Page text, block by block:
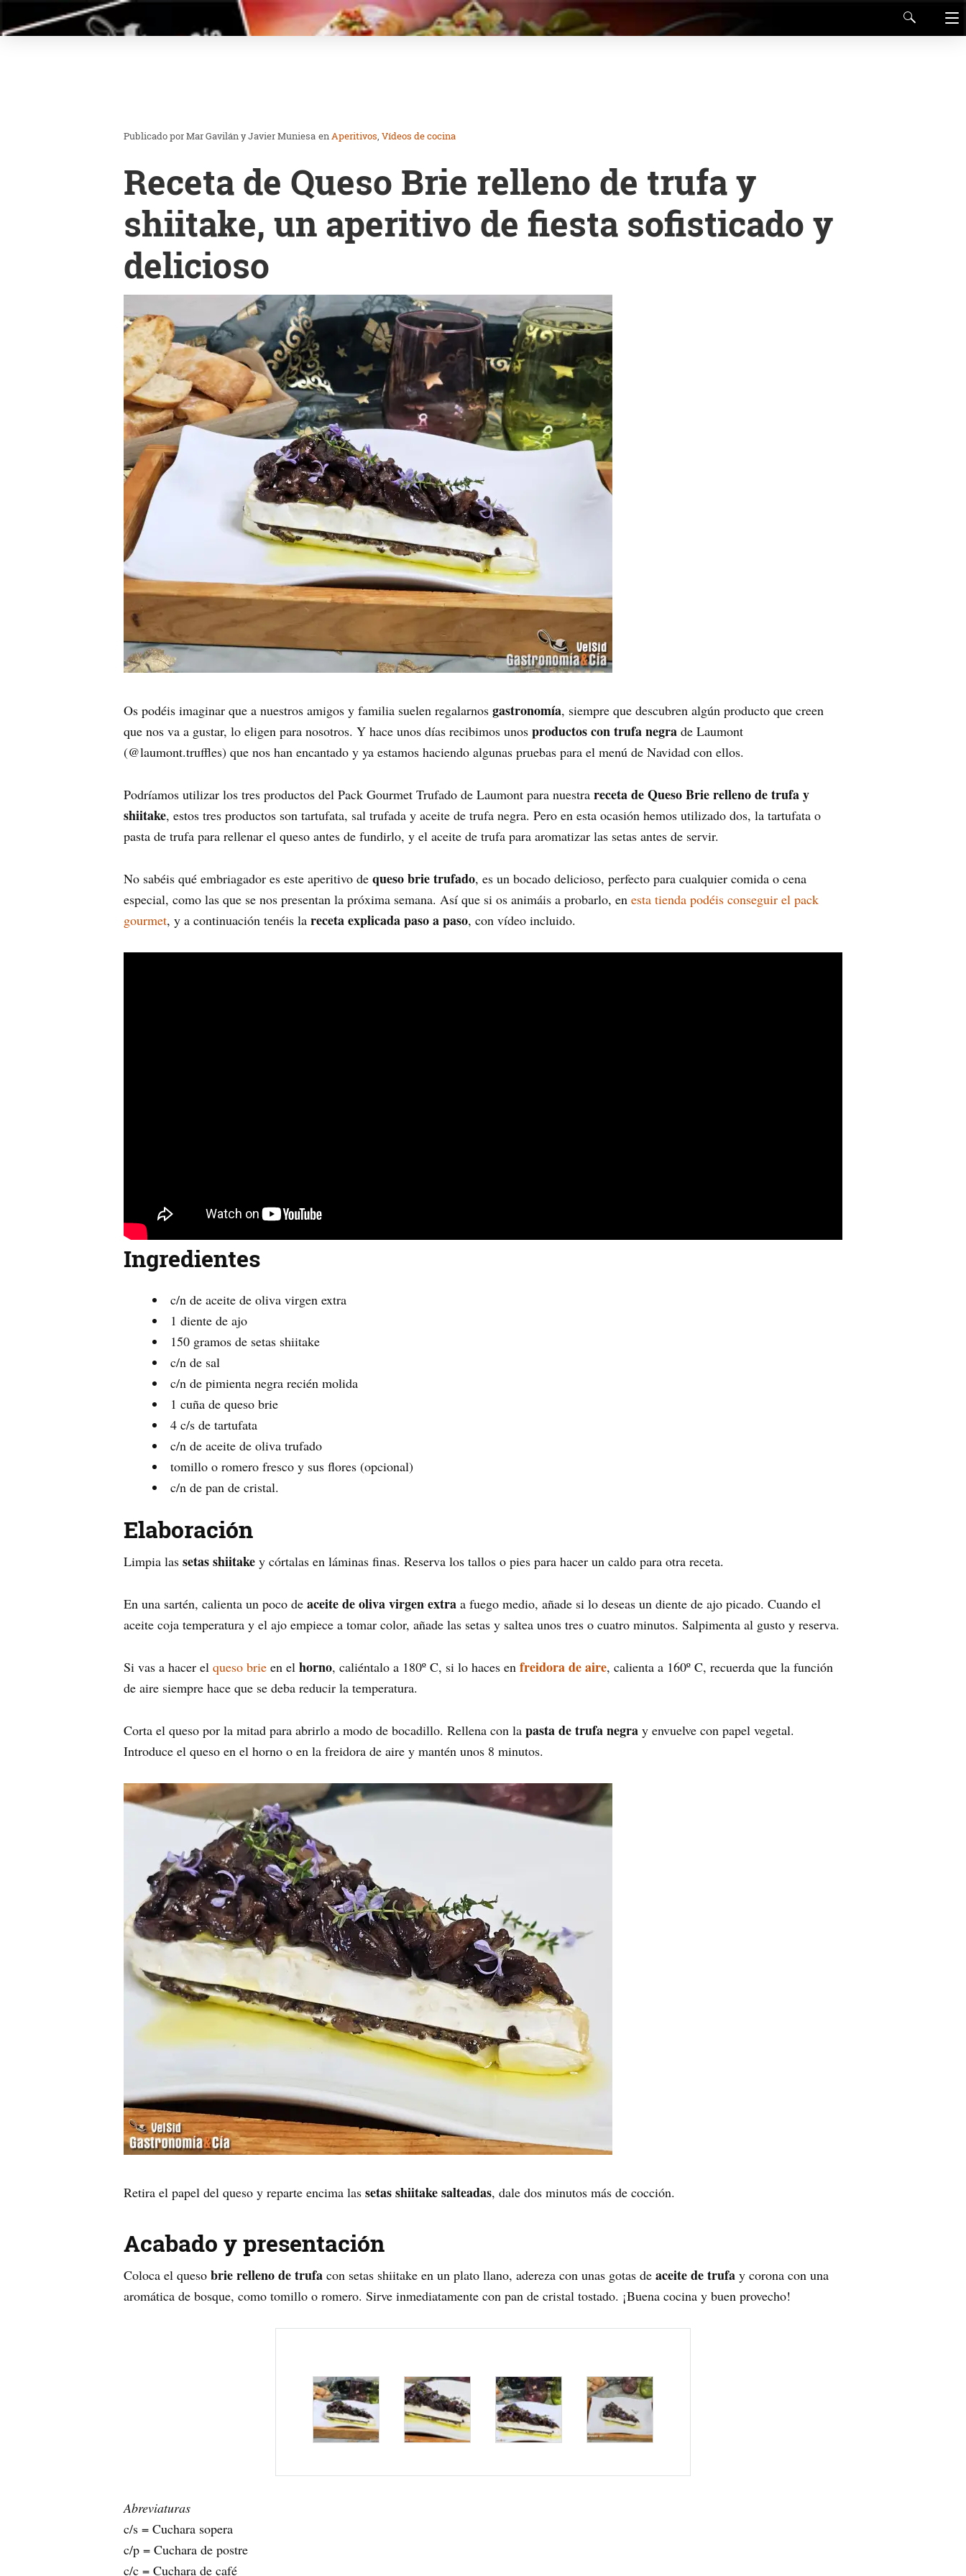
Mar Gavilán y Javier Muniesa enAperitivos Vídeos de cocina
Receta de Queso Brie relleno de trufa y
shiitake, un aperitivo de fiesta sofisticado y
delicioso
Os podéis imaginar que a nuestros amigos y familia suelen regalarnos gastronomía, siempre que descubren algún producto que creen
que nos va a gustar, lo eligen para nosotros. Y hace unos días recibimos unos productos con trufa negra de Laumont
(@laumont.truffles) que nos han encantado y ya estamos haciendo algunas pruebas para el menú de Navidad con ellos.
Podríamos utilizar los tres productos del Pack Gourmet Trufado de Laumont para nuestra receta de Queso Brie relleno de trufa y
shiitake, estos tres productos son tartufata, sal trufada y aceite de trufa negra. Pero en esta ocasión hemos utilizado dos, la tartufata o
pasta de trufa para rellenar el queso antes de fundirlo, y el aceite de trufa para aromatizar las setas antes de servir.
No sabéis qué embriagador es este aperitivo de queso brie trufado, es un bocado delicioso, perfecto para cualquier comida o cena
especial, como las que se nos presentan la próxima semana. Así que si os animáis a probarlo, en esta tienda podéis conseguir el pack
gourmet, y a continuación tenéis la receta explicada paso a paso, con vídeo incluido.
Ingredientes
c/n de aceite de oliva virgen extra
1 diente de ajo
150 gramos de setas shiitake
c/n de sal
c/n de pimienta negra recién molida
1 cuña de queso brie
4 c/s de tartufata
c/n de aceite de oliva trufado
tomillo o romero fresco y sus flores (opcional)
c/n de pan de cristal.
Elaboración
Limpia las setas shiitake y córtalas en láminas finas. Reserva los tallos o pies para hacer un caldo para otra receta.
En una sartén, calienta un poco de aceite de oliva virgen extra a fuego medio, añade si lo deseas un diente de ajo picado. Cuando el
aceite coja temperatura y el ajo empiece a tomar color, añade las setas y saltea unos tres o cuatro minutos. Salpimenta al gusto y reserva.
Si vas a hacer el queso brie en el horno, caliéntalo a 180º C, si lo haces en freidora de aire, calienta a 160º C, recuerda que la función
de aire siempre hace que se deba reducir la temperatura.
Corta el queso por la mitad para abrirlo a modo de bocadillo. Rellena con la pasta de trufa negra y envuelve con papel vegetal.
Introduce el queso en el horno o en la freidora de aire y mantén unos 8 minutos.
Retira el papel del queso y reparte encima las setas shiitake salteadas, dale dos minutos más de cocción.
Acabado y presentación
Coloca el queso brie relleno de trufa con setas shiitake en un plato llano, adereza con unas gotas de aceite de trufa y corona con una
aromática de bosque, como tomillo o romero. Sirve inmediatamente con pan de cristal tostado. ¡Buena cocina y buen provecho!
Abreviaturas
c/s = Cuchara sopera
c/p = Cuchara de postre
c/c = Cuchara de café